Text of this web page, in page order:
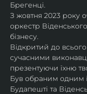
Брегенці.
З жовтня 2023 року
оркестр
бізнесу.
Відкритий до
сучасними
презентуючи їхню
Був обраним одним
Будапешті та